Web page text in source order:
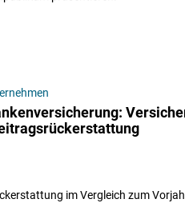
im Vergleich zum